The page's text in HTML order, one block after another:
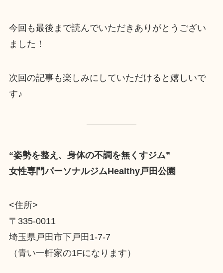
今回も最後まで読んでいただきありがとうござい
ました！
次回の記事も楽しみにしていただけると嬉しいで
す♪
“姿勢を整え、身体の不調を無くすジム”
女性専門パーソナルジムHealthy戸田公園
<住所>
〒335-0011
埼玉県戸田市下戸田1-7-7
（青い一軒家の1Fになります）